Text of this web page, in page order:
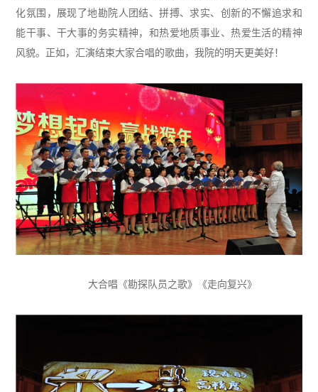
化氛围，展现了地勘院人团结、拼搏、求实、创新的不懈追求和
能干事、干大事的务实精神，和热爱地质事业、热爱生活的精神
风貌。正如，汇演结束大家合唱的歌曲，我院的明天更美好！
大合唱《勘探队员之歌》《走向复兴》